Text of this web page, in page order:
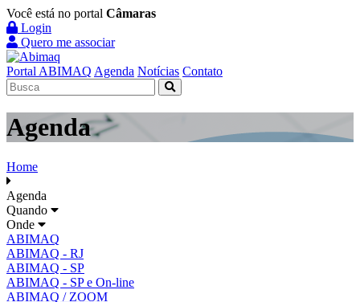
Você está no portal Câmaras
Login
Quero me associar
Portal ABIMAQ Agenda Notícias Contato
Agenda
Home
Agenda
Quando
Onde
ABIMAQ
ABIMAQ - RJ
ABIMAQ - SP
ABIMAQ - SP e On-line
ABIMAQ / ZOOM